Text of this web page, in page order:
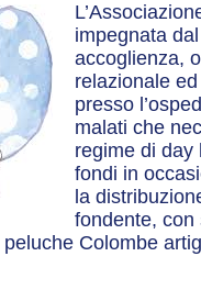
impegnata
accoglienza,
relazionale
presso
malati che
regime di day
fondi in
la
fondente, con
Colombe